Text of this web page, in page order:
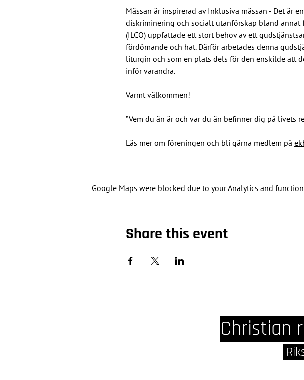
Mässan är inspirerad av Inklusiva mässan - Det är
diskriminering och socialt utanförskap bland annat
(ILCO) uppfattade ett stort behov av ett
fördömande och hat. Därför arbetades denna
liturgin och som en plats dels för den enskilde att
inför varandra.
Varmt välkommen!
”Vem du än är och var du än befinner dig på livets
Läs mer om föreningen och bli gärna medlem på
Google Maps were blocked due to your Analytics and
Share this event
Christian